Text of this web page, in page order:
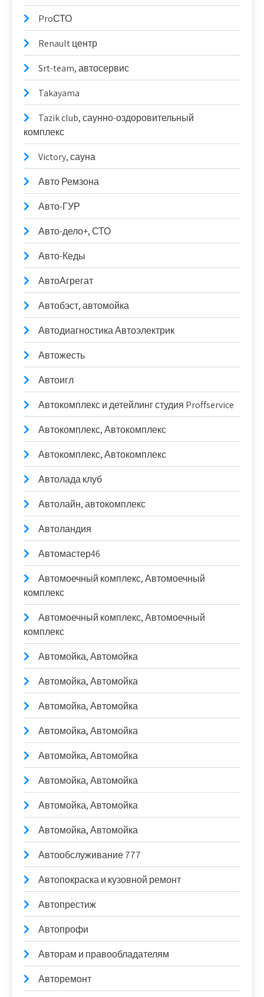
ProСТО
Renault центр
Srt-team, автосервис
Takayama
Tazik club, саунно-оздоровительный
комплекс
Victory, сауна
Авто Ремзона
Авто-ГУР
Авто-дело+, СТО
Авто-Кеды
АвтоАгрегат
Автобэст, автомойка
Автодиагностика Автоэлектрик
Автожесть
Автоигл
Автокомплекс и детейлинг студия Proffservice
Автокомплекс, Автокомплекс
Автокомплекс, Автокомплекс
Автолада клуб
Автолайн, автокомплекс
Автоландия
Автомастер46
Автомоечный комплекс, Автомоечный
комплекс
Автомоечный комплекс, Автомоечный
комплекс
Автомойка, Автомойка
Автомойка, Автомойка
Автомойка, Автомойка
Автомойка, Автомойка
Автомойка, Автомойка
Автомойка, Автомойка
Автомойка, Автомойка
Автомойка, Автомойка
Автообслуживание 777
Автопокраска и кузовной ремонт
Автопрестиж
Автопрофи
Авторам и правообладателям
Авторемонт